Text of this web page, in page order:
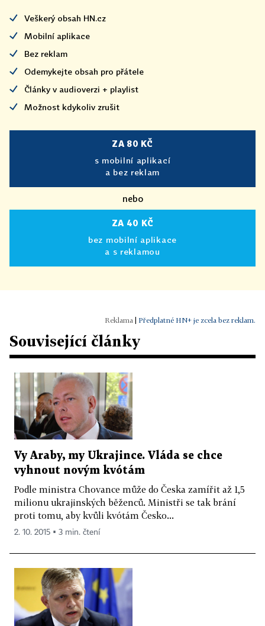
Veškerý obsah HN.cz
Mobilní aplikace
Bez reklam
Odemykejte obsah pro přátele
Články v audioverzi + playlist
Možnost kdykoliv zrušit
ZA 80 KČ
s mobilní aplikací
a bez reklam
nebo
ZA 40 KČ
bez mobilní aplikace
a s reklamou
Předplatné HN+ je zcela bez reklam.
Související články
Vy Araby, my Ukrajince. Vláda se chce
vyhnout novým kvótám
Podle ministra Chovance může do Česka zamířit až 1,5
milionu ukrajinských běženců. Ministři se tak brání
proti tomu, aby kvůli kvótám Česko...
2. 10. 2015 ▪ 3 min. čtení